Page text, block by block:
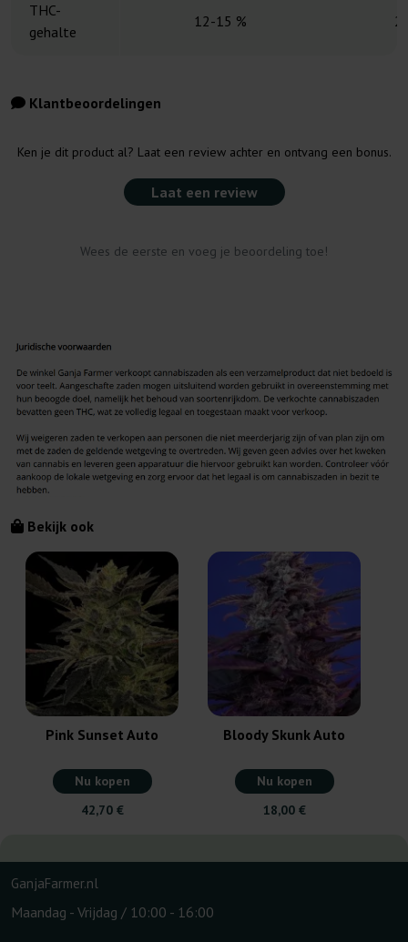
THC-
gehalte
12-15 %
Klantbeoordelingen
Ken je dit product al? Laat een review achter en ontvang een bonus.
Laat een review
Wees de eerste en voeg je beoordeling toe!
Bekijk ook
Pink Sunset Auto
Nu kopen
42,70 €
Bloody Skunk Auto
Nu kopen
18,00 €
GanjaFarmer.nl
Maandag - Vrijdag / 10:00 - 16:00